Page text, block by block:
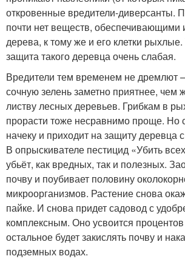
откровенные вредители-диверсанты.
почти нет веществ,
дерева, к тому же и его клетки
защита такого деревца очень слабая.
Вредители тем временем не дремлют
сочную зелень заметно приятнее, чем
листву лесных деревьев. Грибкам в
прорасти тоже несравнимо проще. Но
начеку и приходит на защиту деревца
В опрыскивателе пестицид «Убить
убьёт, как вредных, так и полезных.
почву и поубивает половину
микроорганизмов. Растение снова
пайке. И снова придет садовод с
комплексным. Оно усвоится процентов
остальное будет закислять почву и
подземных водах.